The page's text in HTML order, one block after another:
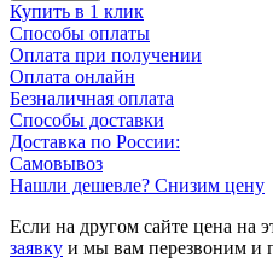
Купить в 1 клик
Способы оплаты
Оплата при получении
Оплата онлайн
Безналичная оплата
Способы доставки
Доставка по России:
Самовывоз
Нашли дешевле? Снизим цену
Если на другом сайте цена на
заявку и мы вам перезвоним и